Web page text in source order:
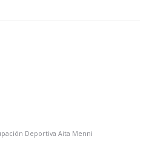
Deportiva Aita Menni